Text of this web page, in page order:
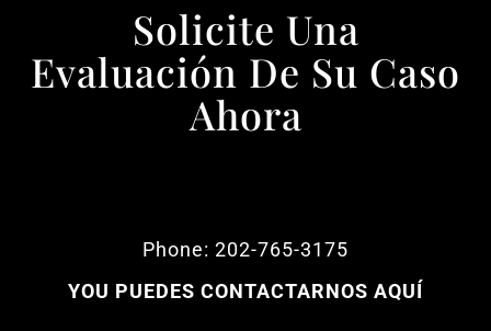
Solicite Una
Evaluación De Su Caso
Ahora
Phone: 202-765-3175
YOU PUEDES CONTACTARNOS AQUÍ